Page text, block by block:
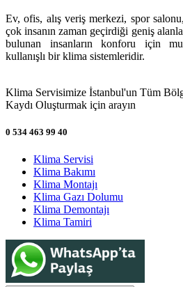
Ev, ofis, alış veriş merkezi, spor
çok insanın zaman geçirdiği geniş
bulunan insanların konforu için
kullanışlı bir klima sistemleridir.
Klima Servisimize İstanbul'un Tüm
Kaydı Oluşturmak için arayın
0 534 463 99 40
Klima Servisi
Klima Bakımı
Klima Montajı
Klima Gazı Dolumu
Klima Demontajı
Klima Tamiri